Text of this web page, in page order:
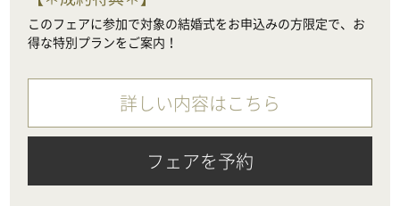
このフェアに参加で対象の結婚式をお申込みの方限定で、お
得な特別プランをご案内！
詳しい内容はこちら
フェアを予約